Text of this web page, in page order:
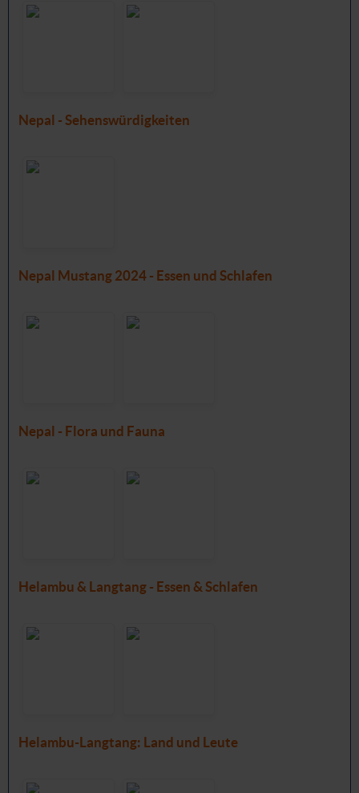
Nepal - Sehenswürdigkeiten
Nepal Mustang 2024 - Essen und Schlafen
Nepal - Flora und Fauna
Helambu & Langtang - Essen & Schlafen
Helambu-Langtang: Land und Leute